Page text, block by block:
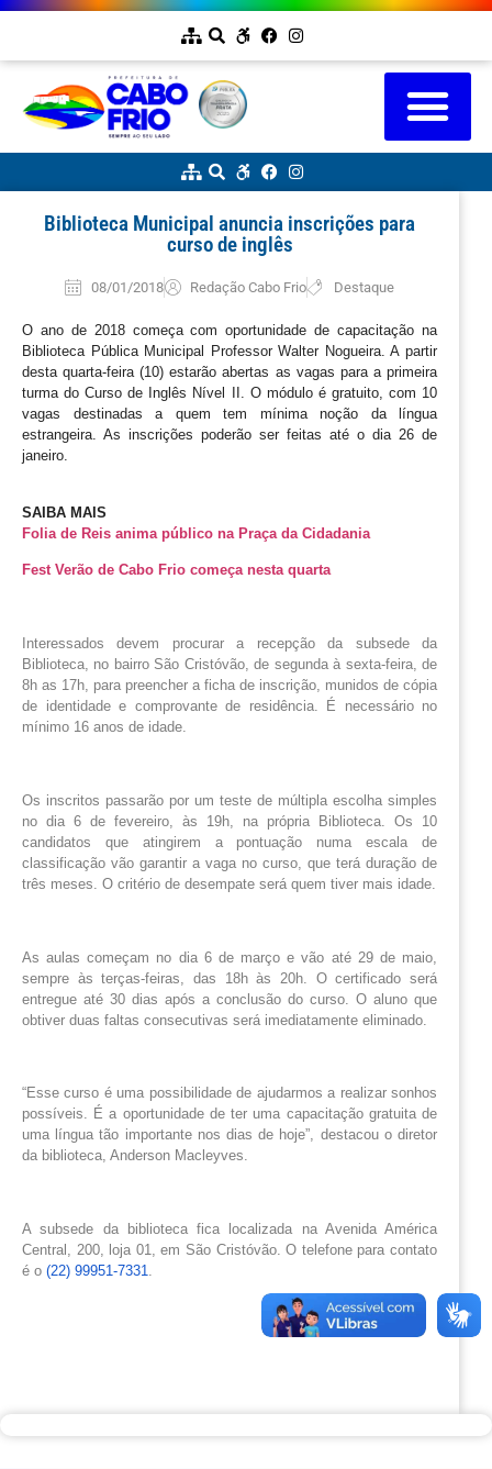
Biblioteca Municipal anuncia inscrições para
curso de inglês
08/01/2018 Redação Cabo Frio Destaque
O ano de 2018 começa com oportunidade de capacitação na
Biblioteca Pública Municipal Professor Walter Nogueira. A partir
desta quarta-feira (10) estarão abertas as vagas para a primeira
turma do Curso de Inglês Nível II. O módulo é gratuito, com 10
vagas destinadas a quem tem mínima noção da língua
estrangeira. As inscrições poderão ser feitas até o dia 26 de
janeiro.
SAIBA MAIS
Folia de Reis anima público na Praça da Cidadania
Fest Verão de Cabo Frio começa nesta quarta
Interessados devem procurar a recepção da subsede da
Biblioteca, no bairro São Cristóvão, de segunda à sexta-feira, de
8h as 17h, para preencher a ficha de inscrição, munidos de cópia
de identidade e comprovante de residência. É necessário no
mínimo 16 anos de idade.
Os inscritos passarão por um teste de múltipla escolha simples
no dia 6 de fevereiro, às 19h, na própria Biblioteca. Os 10
candidatos que atingirem a pontuação numa escala de
classificação vão garantir a vaga no curso, que terá duração de
três meses. O critério de desempate será quem tiver mais idade.
As aulas começam no dia 6 de março e vão até 29 de maio,
sempre às terças-feiras, das 18h às 20h. O certificado será
entregue até 30 dias após a conclusão do curso. O aluno que
obtiver duas faltas consecutivas será imediatamente eliminado.
“Esse curso é uma possibilidade de ajudarmos a realizar sonhos
possíveis. É a oportunidade de ter uma capacitação gratuita de
uma língua tão importante nos dias de hoje”, destacou o diretor
da biblioteca, Anderson Macleyves.
A subsede da biblioteca fica localizada na Avenida América
Central, 200, loja 01, em São Cristóvão. O telefone para contato
é o (22) 99951-7331.